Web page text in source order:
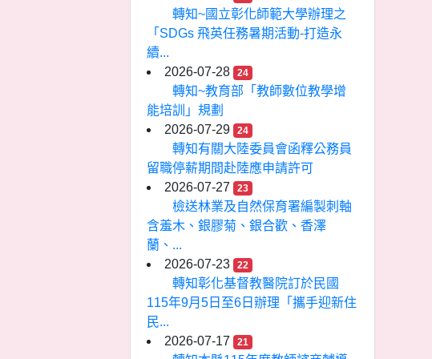
轉知~國立彰化師範大學辦理之
「SDGs 飛英任務暑期活動-打造永
續...
2026-07-28
24
轉知~教育部「教師數位教學增
能培訓」規劃
2026-07-29
24
轉知有關大陸委員會函釋公務員
留職停薪期間赴陸應申請許可
2026-07-27
23
檢送林業及自然保育署編製刺軸
含羞木、銀膠菊、銀合歡、香澤
蘭、...
2026-07-23
22
轉知彰化基督教醫院訂於民國
115年9月5日至6日辦理「攜手迎新住
民...
2026-07-17
21